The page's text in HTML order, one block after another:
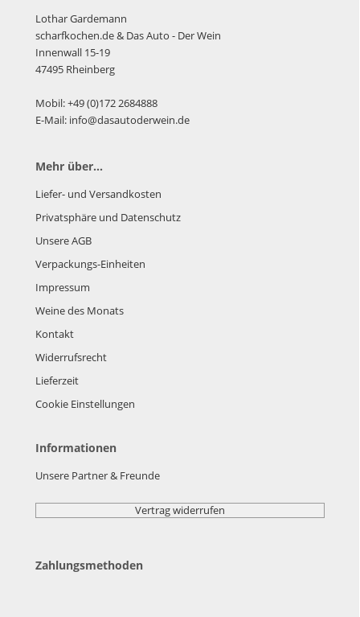
Lothar Gardemann
scharfkochen.de& Das Auto - Der Wein
Innenwall 15-19
47495 Rheinberg
Mobil: +49 (0)172 2684888
E-Mail: info@dasautoderwein.de
Mehr über...
Liefer- und Versandkosten
Privatsphäre und Datenschutz
Unsere AGB
Verpackungs-Einheiten
Impressum
Weine des Monats
Kontakt
Widerrufsrecht
Lieferzeit
Cookie Einstellungen
Informationen
Unsere Partner & Freunde
Vertrag widerrufen
Zahlungsmethoden